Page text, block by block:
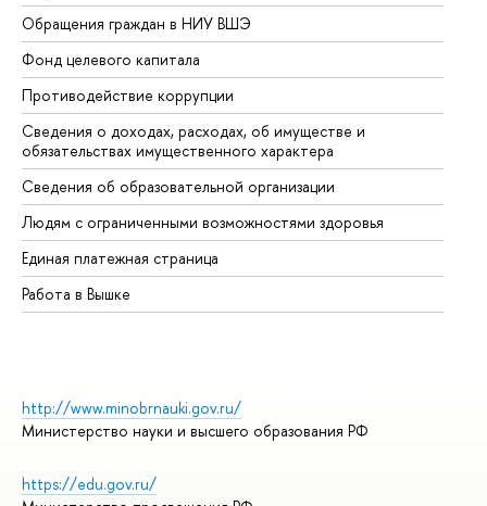
Обращения граждан в НИУ ВШЭ
Фонд целевого капитала
Противодействие коррупции
Сведения о доходах, расходах, об имуществе и
обязательствах имущественного характера
Сведения об образовательной организации
Людям с ограниченными возможностями здоровья
Единая платежная страница
Работа в Вышке
http://www.minobrnauki.gov.ru/
Министерство науки и высшего образования РФ
https://edu.gov.ru/